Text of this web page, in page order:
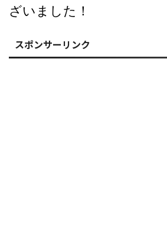
ざいました！
スポンサーリンク